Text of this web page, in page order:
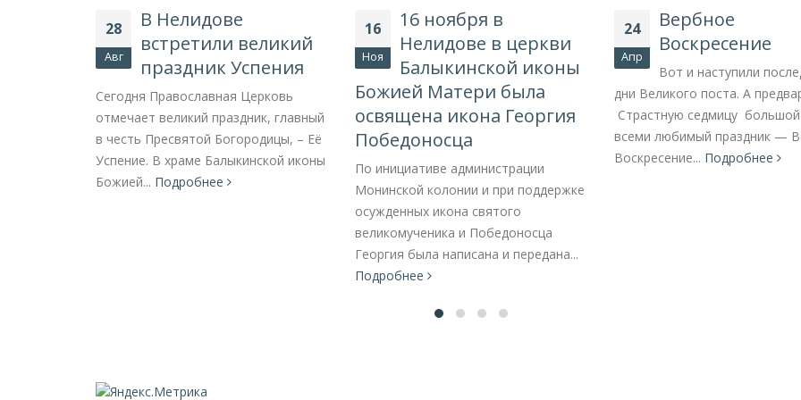
28
Авг
В Нелидове
встретили великий
праздник Успения
Сегодня Православная Церковь
отмечает великий праздник, главный
в честь Пресвятой Богородицы, – Её
Успение. В храме Балыкинской иконы
Божией... Подробнее
16
Ноя
16 ноября в
Нелидове в церкви
Балыкинской иконы
Божией Матери была
освящена икона Георгия
Победоносца
По инициативе администрации
Монинской колонии и при поддержке
осужденных икона святого
великомученика и Победоносца
Георгия была написана и передана...
Подробнее
24
Апр
Вербное
Воскресение
Вот и наступили
дни Великого поста. А
Страстную седмицу
всеми любимый праздник —
Воскресение... Подробнее